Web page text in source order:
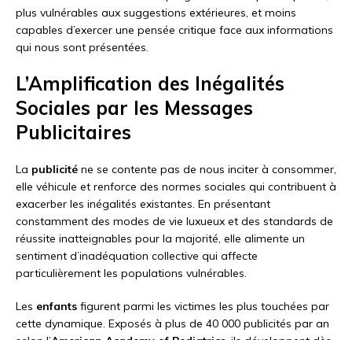
plus vulnérables aux suggestions extérieures, et moins
capables d’exercer une pensée critique face aux informations
qui nous sont présentées.
L’Amplification des Inégalités
Sociales par les Messages
Publicitaires
La publicité ne se contente pas de nous inciter à consommer,
elle véhicule et renforce des normes sociales qui contribuent à
exacerber les inégalités existantes. En présentant
constamment des modes de vie luxueux et des standards de
réussite inatteignables pour la majorité, elle alimente un
sentiment d’inadéquation collective qui affecte
particulièrement les populations vulnérables.
Les enfants figurent parmi les victimes les plus touchées par
cette dynamique. Exposés à plus de 40 000 publicités par an